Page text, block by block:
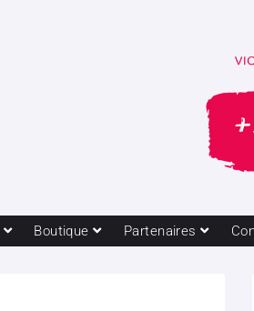
Boutique Partenaires